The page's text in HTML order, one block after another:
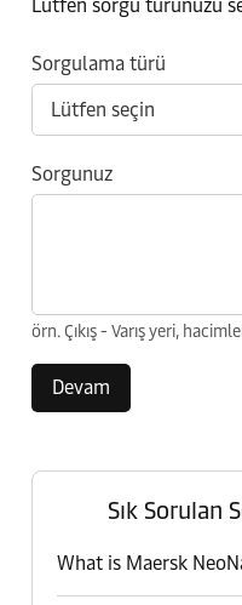
Lütfen sorgu türünüzü
Sorgulama türü
Sorgunuz
örn. Çıkış - Varış yeri,
Devam
Sık Sorulan
What is Maersk